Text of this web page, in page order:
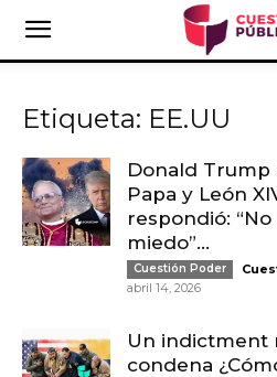
Etiqueta: EE.UU
Donald Trump
Papa y León
respondió:
miedo”...
Cuestión Poder
abril 14, 2026
Un indictment
condena